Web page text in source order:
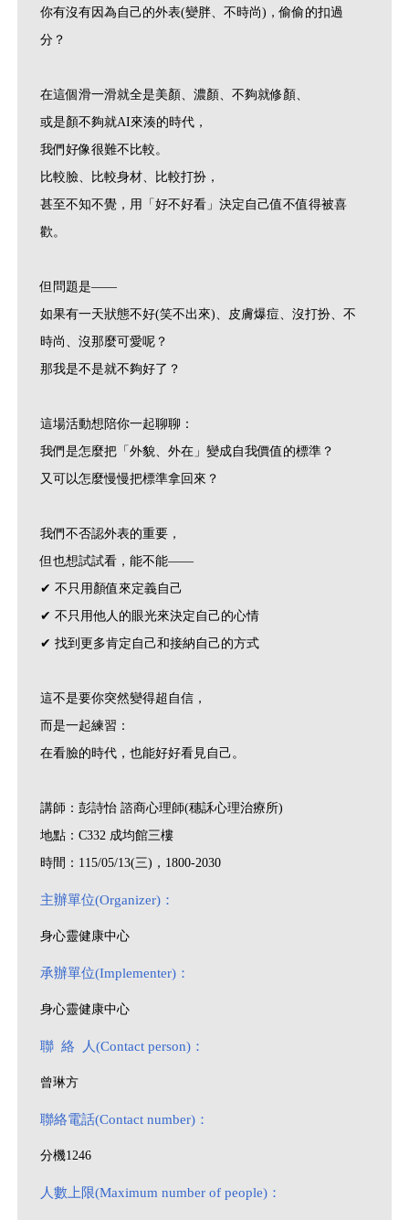
你有沒有因為自己的外表(變胖、不時尚)，偷偷的扣過
分？
在這個滑一滑就全是美顏、濃顏、不夠就修顏、
或是顏不夠就AI來湊的時代，
我們好像很難不比較。
比較臉、比較身材、比較打扮，
甚至不知不覺，用「好不好看」決定自己值不值得被喜
歡。
但問題是——
如果有一天狀態不好(笑不出來)、皮膚爆痘、沒打扮、不
時尚、沒那麼可愛呢？
那我是不是就不夠好了？
這場活動想陪你一起聊聊：
我們是怎麼把「外貌、外在」變成自我價值的標準？
又可以怎麼慢慢把標準拿回來？
我們不否認外表的重要，
但也想試試看，能不能——
✔ 不只用顏值來定義自己
✔ 不只用他人的眼光來決定自己的心情
✔ 找到更多肯定自己和接納自己的方式
這不是要你突然變得超自信，
而是一起練習：
在看臉的時代，也能好好看見自己。
講師：彭詩怡 諮商心理師(穗訸心理治療所)
地點：C332 成均館三樓
時間：115/05/13(三)，1800-2030
主辦單位(Organizer)：
身心靈健康中心
承辦單位(Implementer)：
身心靈健康中心
聯 絡 人(Contact person)：
曾琳方
聯絡電話(Contact number)：
分機1246
人數上限(Maximum number of people)：